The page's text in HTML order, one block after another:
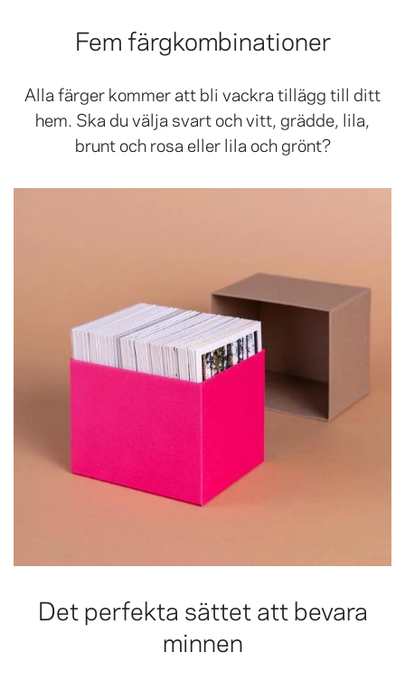
Fem färgkombinationer
Alla färger kommer att bli vackra tillägg till ditt
hem. Ska du välja svart och vitt, grädde, lila,
brunt och rosa eller lila och grönt?
Det perfekta sättet att bevara
minnen